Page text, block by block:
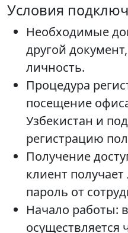
Условия
Необходимые
другой
личность.
Процедура
посещение
Узбекистан и
регистрацию
Получение
клиент
пароль от
Начало работы: